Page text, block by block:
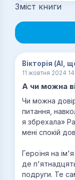
Зміст книги
Вікторія (AI,
11 жовтня 2024
А чи можна
Чи можна
питання,
я збрехала»
мені спокій
Героїня на
де
подруги. Те